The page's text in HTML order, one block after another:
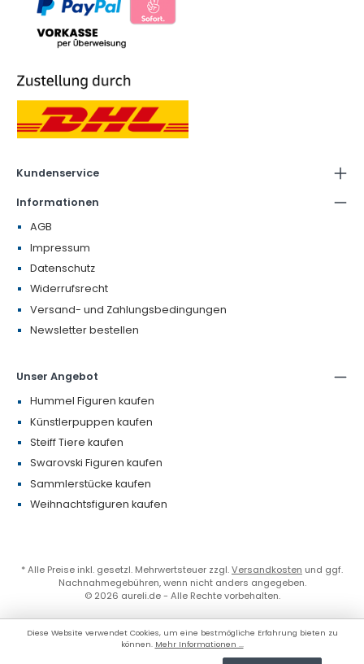
Kundenservice
Informationen
AGB
Impressum
Datenschutz
Widerrufsrecht
Versand- und Zahlungsbedingungen
Newsletter bestellen
Unser Angebot
Hummel Figuren kaufen
Künstlerpuppen kaufen
Steiff Tiere kaufen
Swarovski Figuren kaufen
Sammlerstücke kaufen
Weihnachtsfiguren kaufen
* Alle Preise inkl. gesetzl. Mehrwertsteuer zzgl.Versandkosten und ggf.
Nachnahmegebühren, wenn nicht anders angegeben.
© 2026 aureli.de - Alle Rechte vorbehalten.
Diese Website verwendet Cookies, um eine bestmögliche Erfahrung bieten zu
können. Mehr Informationen ...